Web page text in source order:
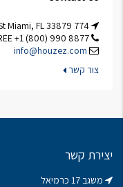
info@houzez.com
צור קשר
יצירת קשר
משגב 17 כרמיאל